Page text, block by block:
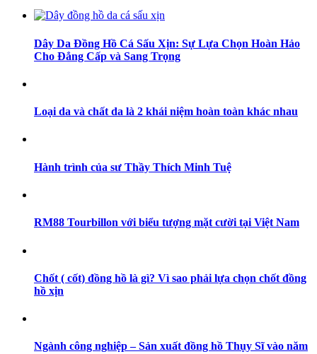
Dây Da Đồng Hồ Cá Sấu Xịn: Sự Lựa Chọn Hoàn Hảo
Cho Đẳng Cấp và Sang Trọng
Loại da và chất da là 2 khái niệm hoàn toàn khác nhau
Hành trình của sư Thầy Thích Minh Tuệ
RM88 Tourbillon với biểu tượng mặt cười tại Việt Nam
Chốt ( cốt) đồng hồ là gì? Vì sao phải lựa chọn chốt đồng
hồ xịn
Ngành công nghiệp – Sản xuất đồng hồ Thụy Sĩ vào năm